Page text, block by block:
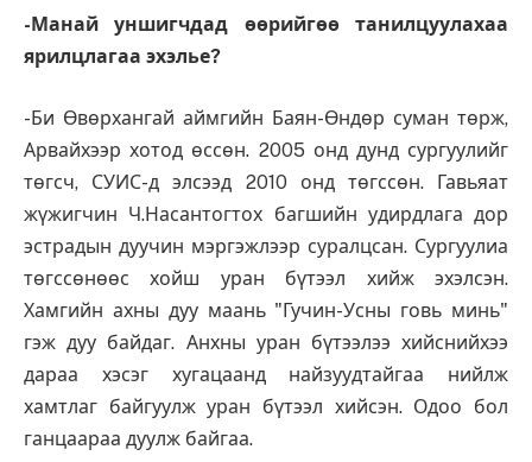
-Манай уншигчдад өөрийгөө танилцуулахаа
ярилцлагаа эхэлье?
-Би Өвөрхангай аймгийн Баян-Өндөр суман төрж,
Арвайхээр хотод өссөн. 2005 онд дунд сургуулийг
төгсч, СУИС-д элсээд 2010 онд төгссөн. Гавьяат
жүжигчин Ч.Насантогтох багшийн удирдлага дор
эстрадын дуучин мэргэжлээр суралцсан. Сургуулиа
төгссөнөөс хойш уран бүтээл хийж эхэлсэн.
Хамгийн ахны дуу маань "Гучин-Усны говь минь"
гэж дуу байдаг. Анхны уран бүтээлээ хийснийхээ
дараа хэсэг хугацаанд найзуудтайгаа нийлж
хамтлаг байгуулж уран бүтээл хийсэн. Одоо бол
ганцаараа дуулж байгаа.